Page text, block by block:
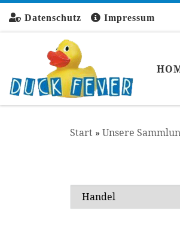
Zum Inhalt springen
Datenschutz Impressum
Start » Unsere